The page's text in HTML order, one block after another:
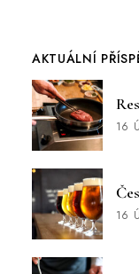
AKTUÁLNÍ
16
16